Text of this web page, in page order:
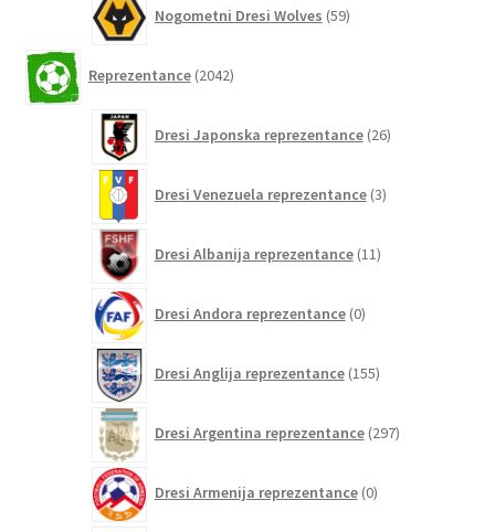
Nogometni Dresi Wolves 59izdelkov
Reprezentance 2042izdelkov
Dresi Japonska reprezentance 26izdelkov
Dresi Venezuela reprezentance 3izdelki
Dresi Albanija reprezentance 11izdelkov
Dresi Andora reprezentance 0izdelkov
Dresi Anglija reprezentance 155izdelkov
Dresi Argentina reprezentance 297izdelkov
Dresi Armenija reprezentance 0izdelkov